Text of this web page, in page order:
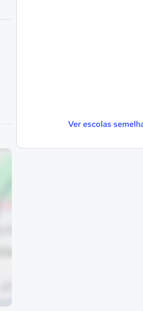
Ver escolas